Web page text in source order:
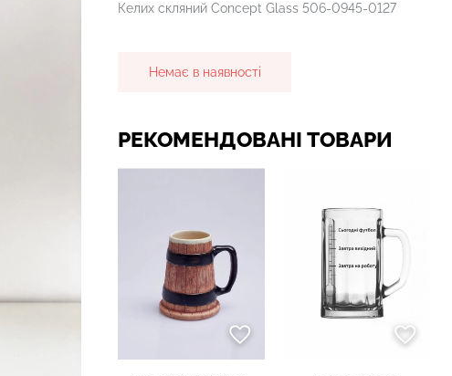
Келих скляний Concept Glass 506-0945-0127
Немає в наявності
РЕКОМЕНДОВАНІ ТОВАРИ